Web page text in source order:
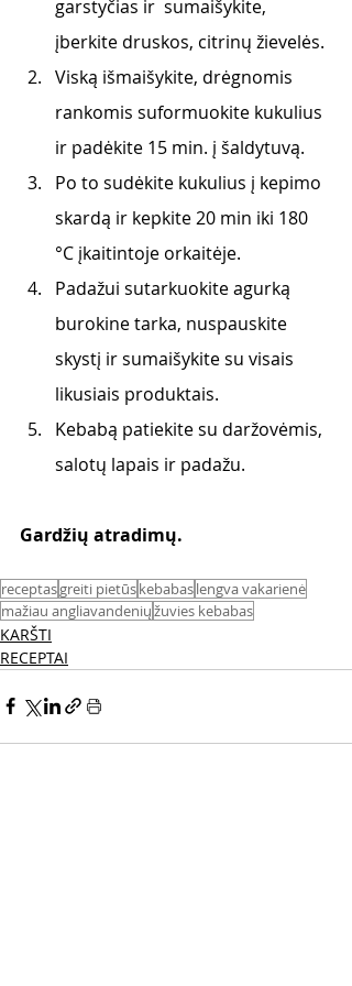
garstyčias ir  sumaišykite,
įberkite druskos, citrinų žievelės.
Viską išmaišykite, drėgnomis
rankomis suformuokite kukulius
ir padėkite 15 min. į šaldytuvą.
Po to sudėkite kukulius į kepimo
skardą ir kepkite 20 min iki 180
°C įkaitintoje orkaitėje.
Padažui sutarkuokite agurką
burokine tarka, nuspauskite
skystį ir sumaišykite su visais
likusiais produktais.
Kebabą patiekite su daržovėmis,
salotų lapais ir padažu.
Gardžių atradimų.
receptasgreiti pietūskebabaslengva vakarienė
mažiau angliavandeniųžuvies kebabas
KARŠTI
RECEPTAI